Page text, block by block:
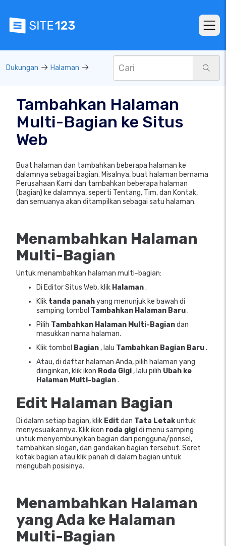
Dukungan Halaman
Tambahkan Halaman
Multi-Bagian ke Situs
Web
Buat halaman dan tambahkan beberapa halaman ke
dalamnya sebagai bagian. Misalnya, buat halaman bernama
Perusahaan Kami dan tambahkan beberapa halaman
(bagian) ke dalamnya, seperti Tentang, Tim, dan Kontak,
dan semuanya akan ditampilkan sebagai satu halaman.
Menambahkan Halaman
Multi-Bagian
Untuk menambahkan halaman multi-bagian:
Di Editor Situs Web, klik Halaman.
Klik tanda panahyang menunjuk ke bawah di
samping tombol Tambahkan Halaman Baru.
Pilih Tambahkan Halaman Multi-Bagiandan
masukkan nama halaman.
Klik tombol Bagian , lalu Tambahkan Bagian Baru.
Atau, di daftar halaman Anda, pilih halaman yang
diinginkan, klik ikon Roda Gigi , lalu pilih Ubah ke
Halaman Multi-bagian.
Edit Halaman Bagian
Di dalam setiap bagian, klik Edit dan Tata Letakuntuk
menyesuaikannya. Klik ikon roda gigidi menu samping
untuk menyembunyikan bagian dari pengguna/ponsel,
tambahkan slogan, dan gandakan bagian tersebut. Seret
kotak bagian atau klik panah di dalam bagian untuk
mengubah posisinya.
Menambahkan Halaman
yang Ada ke Halaman
Multi-Bagian